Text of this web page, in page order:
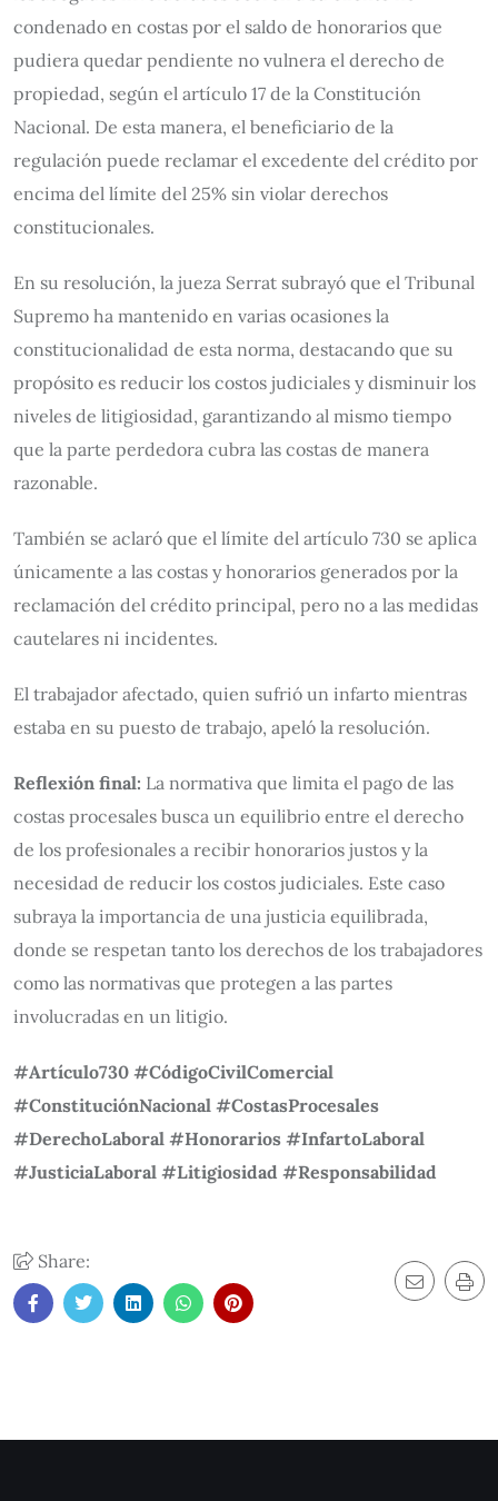
condenado en costas por el saldo de honorarios que
pudiera quedar pendiente no vulnera el derecho de
propiedad, según el artículo 17 de la Constitución
Nacional. De esta manera, el beneficiario de la
regulación puede reclamar el excedente del crédito por
encima del límite del 25% sin violar derechos
constitucionales.
En su resolución, la jueza Serrat subrayó que el Tribunal
Supremo ha mantenido en varias ocasiones la
constitucionalidad de esta norma, destacando que su
propósito es reducir los costos judiciales y disminuir los
niveles de litigiosidad, garantizando al mismo tiempo
que la parte perdedora cubra las costas de manera
razonable.
También se aclaró que el límite del artículo 730 se aplica
únicamente a las costas y honorarios generados por la
reclamación del crédito principal, pero no a las medidas
cautelares ni incidentes.
El trabajador afectado, quien sufrió un infarto mientras
estaba en su puesto de trabajo, apeló la resolución.
Reflexión final: La normativa que limita el pago de las
costas procesales busca un equilibrio entre el derecho
de los profesionales a recibir honorarios justos y la
necesidad de reducir los costos judiciales. Este caso
subraya la importancia de una justicia equilibrada,
donde se respetan tanto los derechos de los trabajadores
como las normativas que protegen a las partes
involucradas en un litigio.
#Artículo730 #CódigoCivilComercial
#ConstituciónNacional #CostasProcesales
#DerechoLaboral #Honorarios #InfartoLaboral
#JusticiaLaboral #Litigiosidad #Responsabilidad
Share: